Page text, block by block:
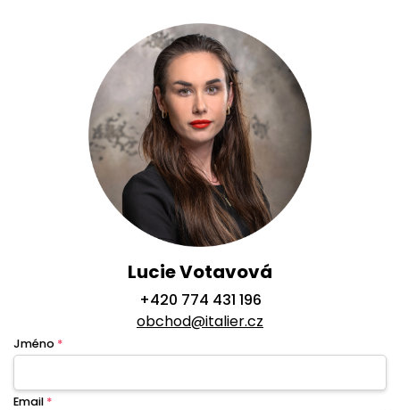
Lucie Votavová
+420 774 431 196
obchod@italier.cz
Jméno *
Email *